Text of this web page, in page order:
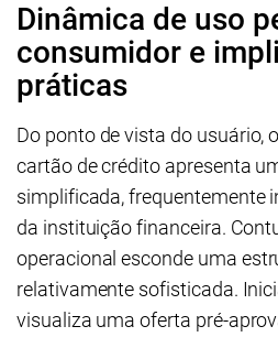
Dinâmica de uso
consumidor e
práticas
Do ponto de vista do usuário,
cartão de crédito apresenta
simplificada, frequentemente
da instituição financeira.
operacional esconde uma
relativamente sofisticada.
visualiza uma oferta pré-